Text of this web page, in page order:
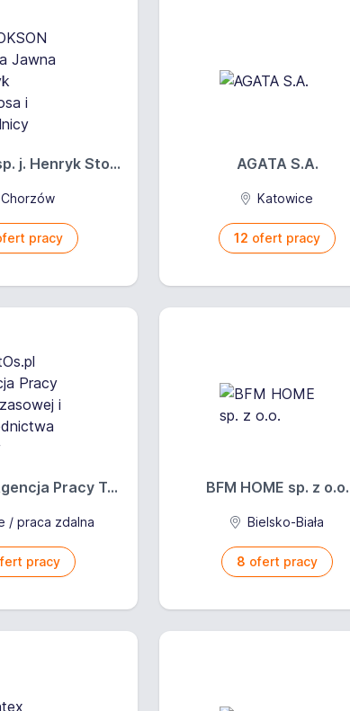
j. Henryk Sto...
Chorzów
pracy
AGATA S.A.
Katowice
12 ofert pracy
Pracy T...
/ praca zdalna
pracy
BFM HOME sp. z o.o.
Bielsko-Biała
8 ofert pracy